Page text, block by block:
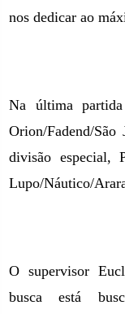
nos dedicar ao
Na última
Orion/Fadend/
divisão especial,
Lupo/Náutico/
O supervisor
busca está